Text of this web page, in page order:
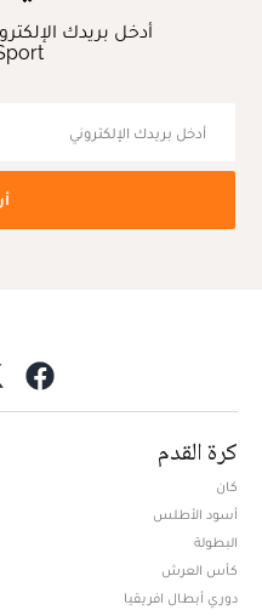
أدخل بريدك
كرة القدم
كان
أسود الأطلس
البطولة
كأس العرش
دوري أبطال افريقيا